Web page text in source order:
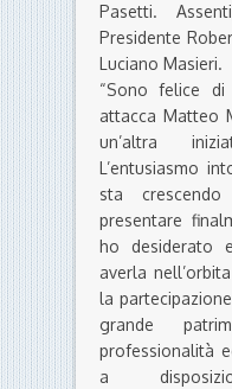
Pasetti.
Presidente
Luciano Masieri.
“Sono felice
attacca Matteo
un’altra
L’entusiasmo
sta
presentare
ho desiderato
averla
la
grande
professionalità
a